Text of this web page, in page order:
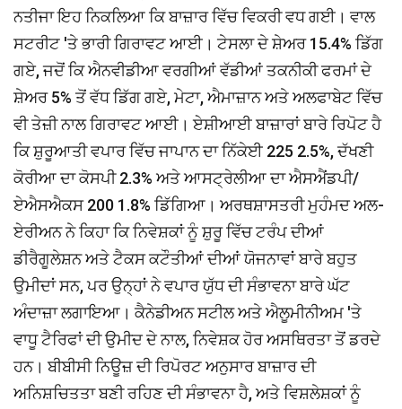
ਨਤੀਜਾ ਇਹ ਨਿਕਲਿਆ ਕਿ ਬਾਜ਼ਾਰ ਵਿੱਚ ਵਿਕਰੀ ਵਧ ਗਈ। ਵਾਲ
ਸਟਰੀਟ 'ਤੇ ਭਾਰੀ ਗਿਰਾਵਟ ਆਈ। ਟੇਸਲਾ ਦੇ ਸ਼ੇਅਰ 15.4% ਡਿੱਗ
ਗਏ, ਜਦੋਂ ਕਿ ਐਨਵੀਡੀਆ ਵਰਗੀਆਂ ਵੱਡੀਆਂ ਤਕਨੀਕੀ ਫਰਮਾਂ ਦੇ
ਸ਼ੇਅਰ 5% ਤੋਂ ਵੱਧ ਡਿੱਗ ਗਏ, ਮੇਟਾ, ਐਮਾਜ਼ਾਨ ਅਤੇ ਅਲਫਾਬੇਟ ਵਿੱਚ
ਵੀ ਤੇਜ਼ੀ ਨਾਲ ਗਿਰਾਵਟ ਆਈ। ਏਸ਼ੀਆਈ ਬਾਜ਼ਾਰਾਂ ਬਾਰੇ ਰਿਪੋਟ ਹੈ
ਕਿ ਸ਼ੁਰੂਆਤੀ ਵਪਾਰ ਵਿੱਚ ਜਾਪਾਨ ਦਾ ਨਿੱਕੇਈ 225 2.5%, ਦੱਖਣੀ
ਕੋਰੀਆ ਦਾ ਕੋਸਪੀ 2.3% ਅਤੇ ਆਸਟ੍ਰੇਲੀਆ ਦਾ ਐਸਐਂਡਪੀ/
ਏਐਸਐਕਸ 200 1.8% ਡਿੱਗਿਆ। ਅਰਥਸ਼ਾਸਤਰੀ ਮੁਹੰਮਦ ਅਲ-
ਏਰੀਅਨ ਨੇ ਕਿਹਾ ਕਿ ਨਿਵੇਸ਼ਕਾਂ ਨੂੰ ਸ਼ੁਰੂ ਵਿੱਚ ਟਰੰਪ ਦੀਆਂ
ਡੀਰੈਗੂਲੇਸ਼ਨ ਅਤੇ ਟੈਕਸ ਕਟੌਤੀਆਂ ਦੀਆਂ ਯੋਜਨਾਵਾਂ ਬਾਰੇ ਬਹੁਤ
ਉਮੀਦਾਂ ਸਨ, ਪਰ ਉਨ੍ਹਾਂ ਨੇ ਵਪਾਰ ਯੁੱਧ ਦੀ ਸੰਭਾਵਨਾ ਬਾਰੇ ਘੱਟ
ਅੰਦਾਜ਼ਾ ਲਗਾਇਆ। ਕੈਨੇਡੀਅਨ ਸਟੀਲ ਅਤੇ ਐਲੂਮੀਨੀਅਮ 'ਤੇ
ਵਾਧੂ ਟੈਰਿਫਾਂ ਦੀ ਉਮੀਦ ਦੇ ਨਾਲ, ਨਿਵੇਸ਼ਕ ਹੋਰ ਅਸਥਿਰਤਾ ਤੋਂ ਡਰਦੇ
ਹਨ। ਬੀਬੀਸੀ ਨਿਊਜ਼ ਦੀ ਰਿਪੋਰਟ ਅਨੁਸਾਰ ਬਾਜ਼ਾਰ ਦੀ
ਅਨਿਸ਼ਚਿਤਤਾ ਬਣੀ ਰਹਿਣ ਦੀ ਸੰਭਾਵਨਾ ਹੈ, ਅਤੇ ਵਿਸ਼ਲੇਸ਼ਕਾਂ ਨੂੰ